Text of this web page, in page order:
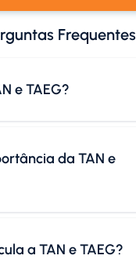
Frequentes
e TAEG?
da TAN e
a TAN e TAEG?